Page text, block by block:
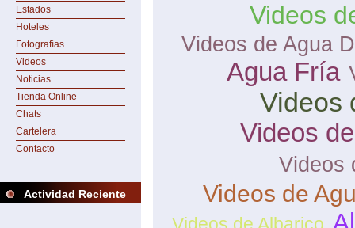
Estados
Hoteles
Fotografías
Videos
Noticias
Tienda Online
Chats
Cartelera
Contacto
Actividad Reciente
Videos
Videos de Agua
Agua Fría
Videos
Videos
Videos
Videos de